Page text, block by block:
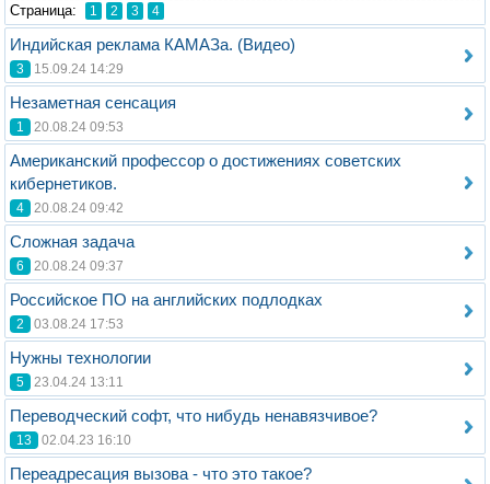
Стрaница: 1 2 3 4
Индийская реклама КАМАЗа. (Видео)
3 15.09.24 14:29
Незаметная сенсация
1 20.08.24 09:53
Американский профессор о достижениях советских
кибернетиков.
4 20.08.24 09:42
Сложная задача
6 20.08.24 09:37
Российское ПО на английских подлодках
2 03.08.24 17:53
Нужны технологии
5 23.04.24 13:11
Переводческий софт, что нибудь ненавязчивое?
13 02.04.23 16:10
Переадресация вызова - что это такое?